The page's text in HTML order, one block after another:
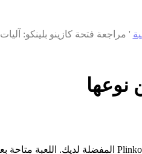
' مراجعة فتحة كازينو بلينكو:
نوعها